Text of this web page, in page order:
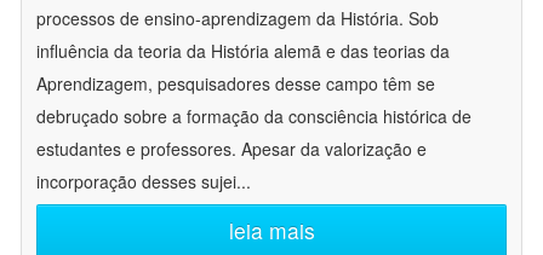
processos de ensino-aprendizagem da História. Sob
influência da teoria da História alemã e das teorias da
Aprendizagem, pesquisadores desse campo têm se
debruçado sobre a formação da consciência histórica de
estudantes e professores. Apesar da valorização e
incorporação desses sujei...
leia mais